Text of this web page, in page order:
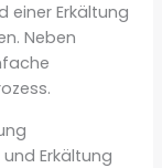
einer Erkältung
Neben
Erkältung